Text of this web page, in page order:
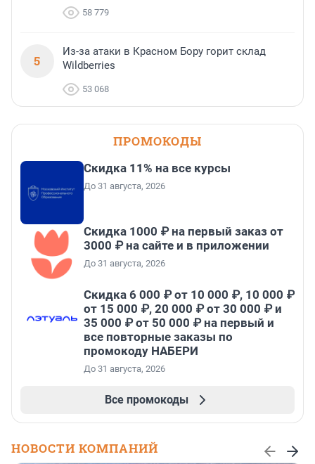
58 779
5
Из-за атаки в Красном Бору горит склад
Wildberries
53 068
ПРОМОКОДЫ
Скидка 11% на все курсы
До 31 августа, 2026
Скидка 1000 ₽ на первый заказ от
3000 ₽ на сайте и в приложении
До 31 августа, 2026
Скидка 6 000 ₽ от 10 000 ₽, 10 000 ₽
от 15 000 ₽, 20 000 ₽ от 30 000 ₽ и
35 000 ₽ от 50 000 ₽ на первый и
все повторные заказы по
промокоду НАБЕРИ
До 31 августа, 2026
Все промокоды
НОВОСТИ КОМПАНИЙ